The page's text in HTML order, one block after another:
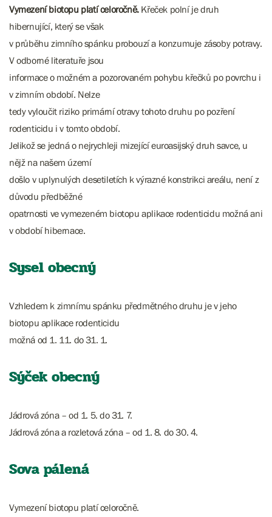
Vymezení biotopu platí celoročně. Křeček polní je druh
hibernující, který se však
v průběhu zimního spánku probouzí a konzumuje zásoby potravy.
V odborné literatuře jsou
informace o možném a pozorovaném pohybu křečků po povrchu i
v zimním období. Nelze
tedy vyloučit riziko primární otravy tohoto druhu po pozření
rodenticidu i v tomto období.
Jelikož se jedná o nejrychleji mizející euroasijský druh savce, u
nějž na našem území
došlo v uplynulých desetiletích k výrazné konstrikci areálu, není z
důvodu předběžné
opatrnosti ve vymezeném biotopu aplikace rodenticidu možná ani
v období hibernace.
Sysel obecný
Vzhledem k zimnímu spánku předmětného druhu je v jeho
biotopu aplikace rodenticidu
možná od 1. 11. do 31. 1.
Sýček obecný
Jádrová zóna – od 1. 5. do 31. 7.
Jádrová zóna a rozletová zóna – od 1. 8. do 30. 4.
Sova pálená
Vymezení biotopu platí celoročně.